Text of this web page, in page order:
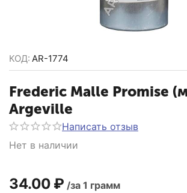
КОД: AR-1774
Frederic Malle Promise
Argeville
Написать отзыв
Нет в наличии
34.00 ₽ /за 1 грамм